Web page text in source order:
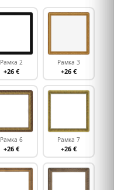
Рамка 2
+26 €
Рамка 3
+26 €
Рамка 6
+26 €
Рамка 7
+26 €